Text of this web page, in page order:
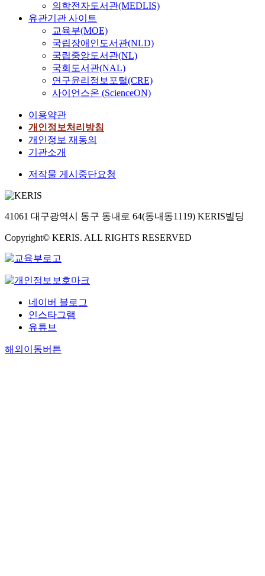
의학전자도서관(MEDLIS)
유관기관 사이트
교육부(MOE)
국립장애인도서관(NLD)
국립중앙도서관(NL)
국회도서관(NAL)
연구윤리정보포털(CRE)
사이언스온 (ScienceON)
이용약관
개인정보처리방침
개인정보 재동의
기관소개
저작물 게시중단요청
41061 대구광역시 동구 동내로 64(동내동1119) KERIS빌딩
Copyright© KERIS. ALL RIGHTS RESERVED
네이버 블로그
인스타그램
유튜브
해외이동버튼